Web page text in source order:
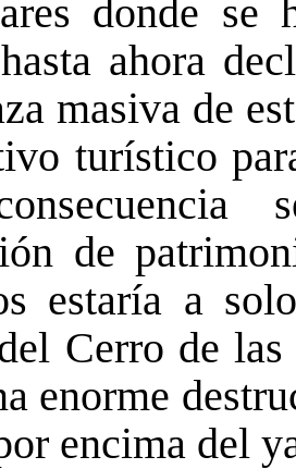
donde
ahora
masiva de
turístico
de
estaría a
Cerro de
enorme
encima del